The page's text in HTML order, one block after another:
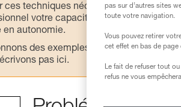
ces techniques nécessite une
votre capacité à refaire la
en autonomie.
des exemples de techniques liées
pas ici.
pas sur d’autres sites
toute votre navigation.
Vous pouvez retirer
cet effet en bas de page
Le fait de refuser tout
refus ne vous